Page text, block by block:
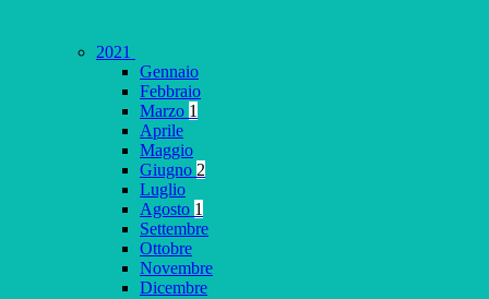
2021
Gennaio
Febbraio
Marzo 1
Aprile
Maggio
Giugno 2
Luglio
Agosto 1
Settembre
Ottobre
Novembre
Dicembre